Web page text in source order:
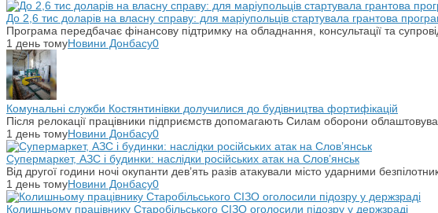
До 2,6 тис доларів на власну справу: для маріупольців стартувала грантова
Програма передбачає фінансову підтримку на обладнання, консультації та
1 день томуНовини Донбасу0
Комунальні служби Костянтинівки долучилися до будівництва фортифікацій
Після релокації працівники підприємств допомагають Силам оборони
1 день томуНовини Донбасу0
Супермаркет, АЗС і будинки: наслідки російських атак на Слов’янськ
Від другої години ночі окупанти дев’ять разів атакували місто ударними
1 день томуНовини Донбасу0
Колишньому працівнику Старобільського СІЗО оголосили підозру у держзраді